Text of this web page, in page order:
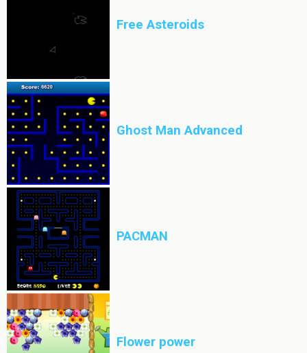
Free Asteroids
Ghost Man Advanced
PACMAN
Flower power